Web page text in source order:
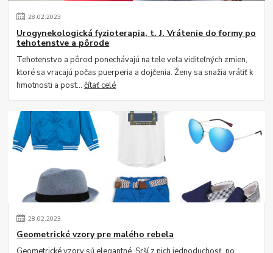
28.02.2023
Urogynekologická fyzioterapia, t. J. Vrátenie do formy po
tehotenstve a pôrode
Tehotenstvo a pôrod ponechávajú na tele veľa viditeľných zmien,
ktoré sa vracajú počas puerperia a dojčenia. Ženy sa snažia vrátiť k
hmotnosti a post...čítať celé
28.02.2023
Geometrické vzory pre malého rebela